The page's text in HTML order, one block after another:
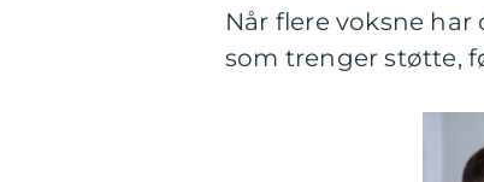
Når flere voksne
som trenger støtte,